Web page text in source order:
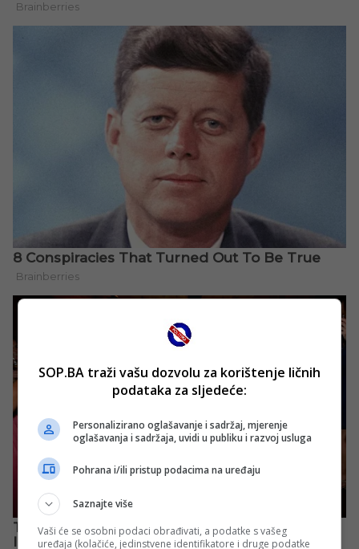
SOP.BA traži vašu dozvolu za korištenje ličnih
podataka za sljedeće:
Personalizirano oglašavanje i sadržaj, mjerenje
oglašavanja i sadržaja, uvidi u publiku i razvoj usluga
Pohrana i/ili pristup podacima na uređaju
Saznajte više
Vaši će se osobni podaci obrađivati, a podatke s vašeg
uređaja (kolačiće, jedinstvene identifikatore i druge podatke